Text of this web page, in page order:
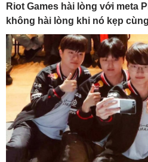
Riot Games hài lòng với meta
không hài lòng khi nó kẹp